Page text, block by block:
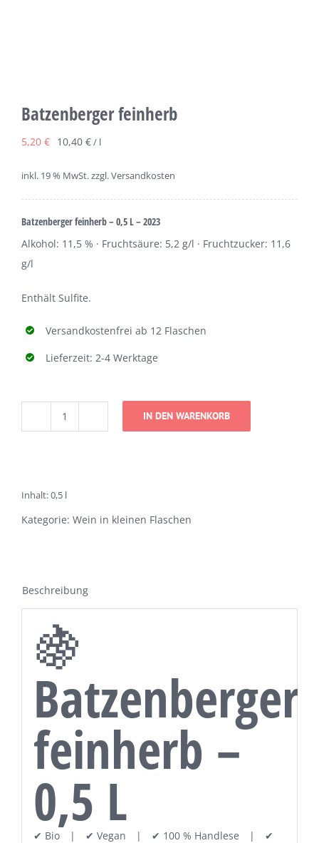
Batzenberger feinherb
5,20 € 10,40 €/ l
inkl. 19 % MwSt.zzgl. Versandkosten
Batzenberger feinherb – 0,5 L–2023
Alkohol: 11,5 % · Fruchtsäure: 5,2 g/l · Fruchtzucker: 11,6
g/l
Enthält Sulfite.
Versandkostenfrei ab 12 Flaschen
Lieferzeit: 2-4 Werktage
IN DEN WARENKORB
Inhalt: 0,5 l
Kategorie: Wein in kleinen Flaschen
Beschreibung
🍇
Batzenberger
feinherb –
0,5 L
✔ Bio | ✔ Vegan | ✔ 100 % Handlese | ✔